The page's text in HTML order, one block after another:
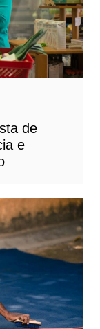
de
e